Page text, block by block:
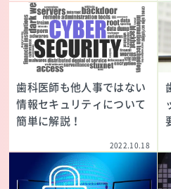
歯科医師も他人事ではない
情報セキュリティについて
簡単に解説！
2022.10.18